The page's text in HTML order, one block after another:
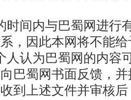
时间内与巴蜀网进行
，因此本网将不能
人认为巴蜀网的内容
巴蜀网书面反馈，
到上述文件并审核